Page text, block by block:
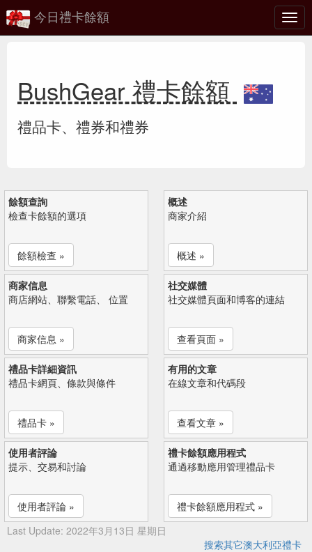
切
換
今日禮卡餘額
BushGear 禮卡餘額
禮品卡、禮券和禮券
餘額查詢
檢查卡餘額的選項
餘額檢查 »
概述
商家介紹
概述 »
商家信息
商店網站、聯繫電話、 位置
商家信息 »
社交媒體
社交媒體頁面和博客的連結
查看頁面 »
禮品卡詳細資訊
禮品卡網頁、條款與條件
禮品卡 »
有用的文章
在線文章和代碼段
查看文章 »
使用者評論
提示、交易和討論
使用者評論 »
禮卡餘額應用程式
通過移動應用管理禮品卡
禮卡餘額應用程式 »
Last Update: 2022年3月13日 星期日
搜索其它澳大利亞禮卡